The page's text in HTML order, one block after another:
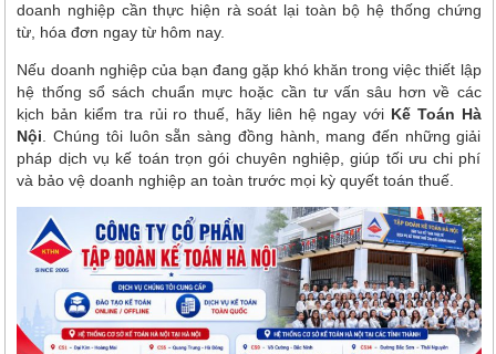
doanh nghiệp cần thực hiện rà soát lại toàn bộ hệ thống chứng
từ, hóa đơn ngay từ hôm nay.
Nếu doanh nghiệp của bạn đang gặp khó khăn trong việc thiết lập
hệ thống sổ sách chuẩn mực hoặc cần tư vấn sâu hơn về các
kịch bản kiểm tra rủi ro thuế, hãy liên hệ ngay với Kế Toán Hà
Nội . Chúng tôi luôn sẵn sàng đồng hành, mang đến những giải
pháp dịch vụ kế toán trọn gói chuyên nghiệp, giúp tối ưu chi phí
và bảo vệ doanh nghiệp an toàn trước mọi kỳ quyết toán thuế.